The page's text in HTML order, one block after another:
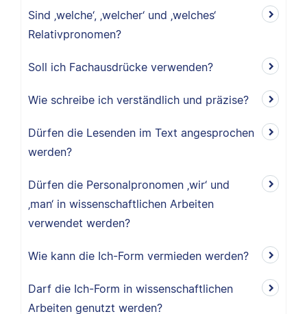
Sind ‚welche‘, ‚welcher‘ und ‚welches‘
Relativpronomen?
Soll ich Fachausdrücke verwenden?
Wie schreibe ich verständlich und präzise?
Dürfen die Lesenden im Text angesprochen
werden?
Dürfen die Personalpronomen ‚wir‘ und
‚man‘ in wissenschaftlichen Arbeiten
verwendet werden?
Wie kann die Ich-Form vermieden werden?
Darf die Ich-Form in wissenschaftlichen
Arbeiten genutzt werden?